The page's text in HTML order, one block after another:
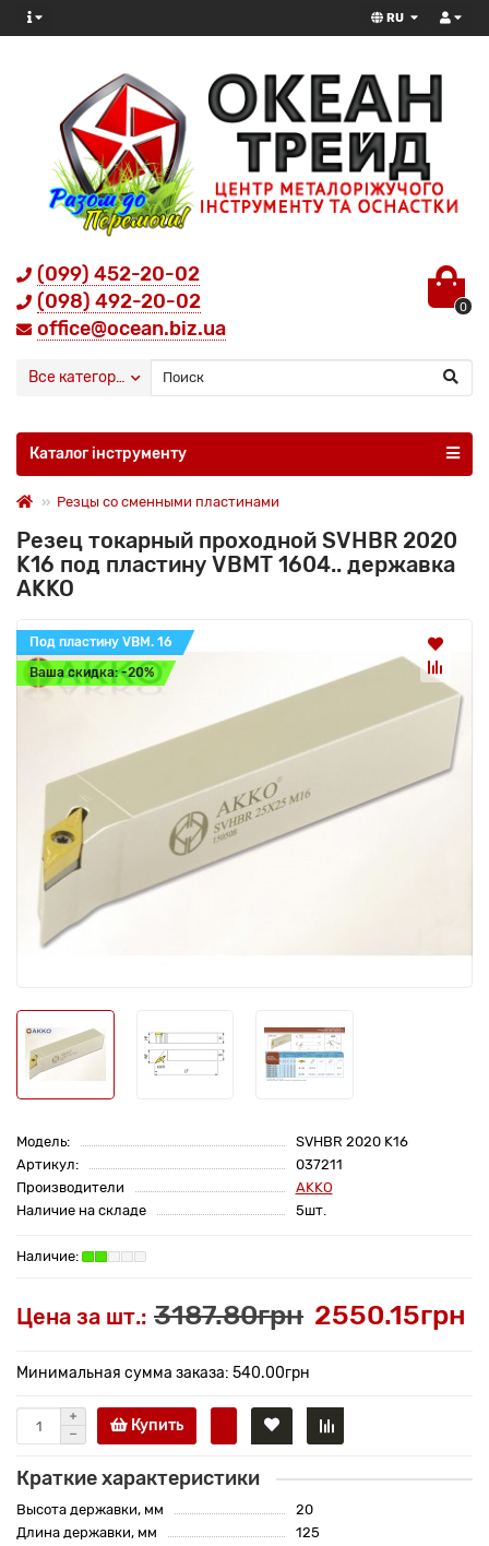
RU
(099) 452-20-02
(098) 492-20-02
office@ocean.biz.ua
0
Все категории
Каталог інструменту
Резцы со сменными пластинами
Резец токарный проходной SVHBR 2020
K16 под пластину VBMT 1604.. державка
AKKO
Под пластину VBM. 16
Ваша скидка: -20%
Модель:
SVHBR 2020 K16
Артикул:
037211
Производители
AKKO
Наличие на складе
5шт.
Цена за шт.: 3187.80грн 2550.15грн
Минимальная сумма заказа: 540.00грн
Купить
Краткие характеристики
Высота державки, мм
20
Длина державки, мм
125